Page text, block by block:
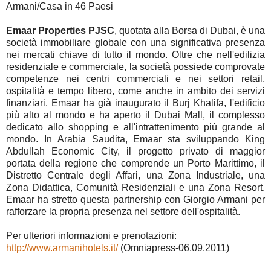
Armani/Casa in 46 Paesi
Emaar Properties PJSC, quotata alla Borsa di Dubai, è una
società immobiliare globale con una significativa presenza
nei mercati chiave di tutto il mondo. Oltre che nell'edilizia
residenziale e commerciale, la società possiede comprovate
competenze nei centri commerciali e nei settori retail,
ospitalità e tempo libero, come anche in ambito dei servizi
finanziari. Emaar ha già inaugurato il Burj Khalifa, l'edificio
più alto al mondo e ha aperto il Dubai Mall, il complesso
dedicato allo shopping e all'intrattenimento più grande al
mondo. In Arabia Saudita, Emaar sta sviluppando King
Abdullah Economic City, il progetto privato di maggior
portata della regione che comprende un Porto Marittimo, il
Distretto Centrale degli Affari, una Zona Industriale, una
Zona Didattica, Comunità Residenziali e una Zona Resort.
Emaar ha stretto questa partnership con Giorgio Armani per
rafforzare la propria presenza nel settore dell'ospitalità.
Per ulteriori informazioni e prenotazioni:
http://www.armanihotels.it/(Omniapress-06.09.2011)